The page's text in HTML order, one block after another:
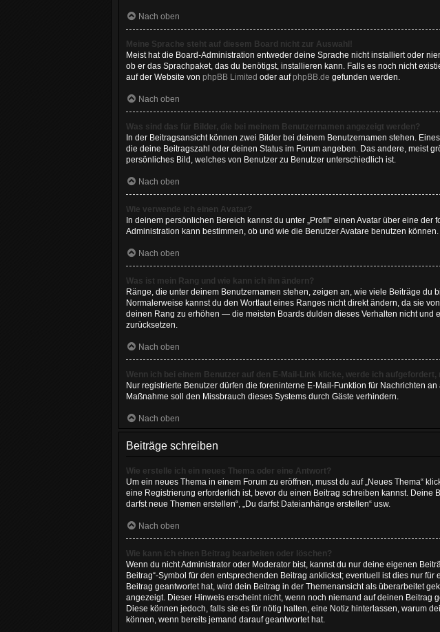
Nach oben
Meine Sprache steht auf diesem Board nicht zur Auswahl!
Meist hat die Board-Administration entweder deine Sprache nicht installiert oder
ob er das Sprachpaket, das du benötigst, installieren kann. Falls es noch nicht
auf der Website von phpBB Limited oder aufphpBB.de gefunden werden.
Nach oben
Was sind das für Bilder, die bei meinem Benutzernamen angezeigt werden?
In der Beitragsansicht können zwei Bilder bei deinem Benutzernamen stehen.
die deine Beitragszahl oder deinen Status im Forum angeben. Das andere, meist
persönliches Bild, welches von Benutzer zu Benutzer unterschiedlich ist.
Nach oben
Wie verwende ich einen Avatar?
In deinem persönlichen Bereich kannst du unter „Profil“ einen Avatar über eine
Administration kann bestimmen, ob und wie die Benutzer Avatare benutzen
Nach oben
Was ist mein Rang und wie kann ich ihn ändern?
Ränge, die unter deinem Benutzernamen stehen, zeigen an, wie viele Beiträge du
Normalerweise kannst du den Wortlaut eines Ranges nicht direkt ändern, da sie
deinen Rang zu erhöhen — die meisten Boards dulden dieses Verhalten nicht
zurücksetzen.
Nach oben
Wenn ich bei einem Benutzer auf den E-Mail-Link klicke, werde ich aufgefordert,
Nur registrierte Benutzer dürfen die foreninterne E-Mail-Funktion für Nachrichten
Maßnahme soll den Missbrauch dieses Systems durch Gäste verhindern.
Nach oben
Beiträge schreiben
Wie erstelle ich ein neues Thema oder eine Antwort?
Um ein neues Thema in einem Forum zu eröffnen, musst du auf „Neues Thema“
eine Registrierung erforderlich ist, bevor du einen Beitrag schreiben kannst. Deine
darfst neue Themen erstellen“, „Du darfst Dateianhänge erstellen“ usw.
Nach oben
Wie kann ich einen Beitrag bearbeiten oder löschen?
Wenn du nicht Administrator oder Moderator bist, kannst du nur deine eigenen
Beitrag“-Symbol für den entsprechenden Beitrag anklickst; eventuell ist dies nur
Beitrag geantwortet hat, wird dein Beitrag in der Themenansicht als überarbeitet
angezeigt. Dieser Hinweis erscheint nicht, wenn noch niemand auf deinen Beitrag
Diese können jedoch, falls sie es für nötig halten, eine Notiz hinterlassen, warum
können, wenn bereits jemand darauf geantwortet hat.